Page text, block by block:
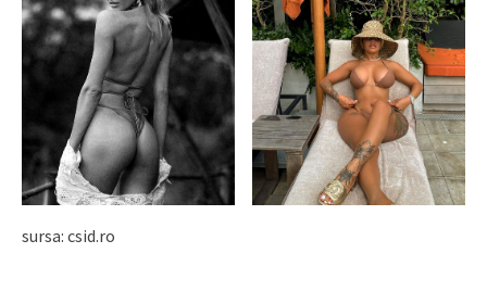
sursa: csid.ro